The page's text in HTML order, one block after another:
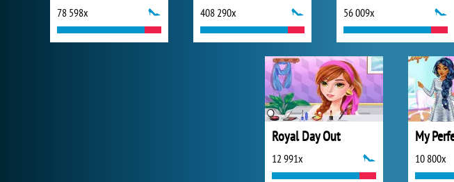
78 598x 408 290x 56 009x
Royal Day Out
12 991x 10 800x